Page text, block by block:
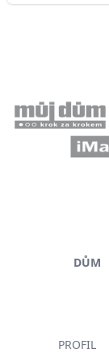
DŮM
PROFIL